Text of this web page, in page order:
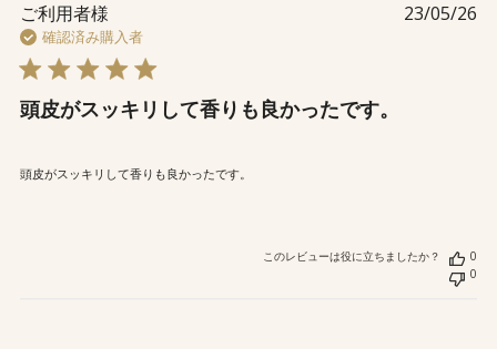
ご利用者様
確認済み購入者
頭皮がスッキリして香りも良かったです。
頭皮がスッキリして香りも良かったです。
23/05/26
このレビューは役に立ちましたか？
0
0